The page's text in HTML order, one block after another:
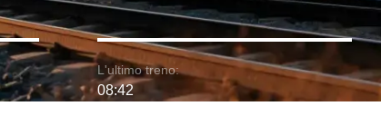
L'ultimo treno:
08:42